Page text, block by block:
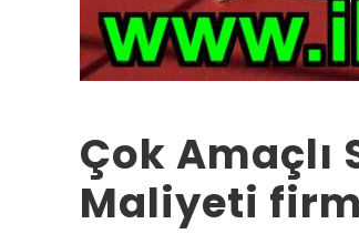
Çok Amaçlı
Maliyeti